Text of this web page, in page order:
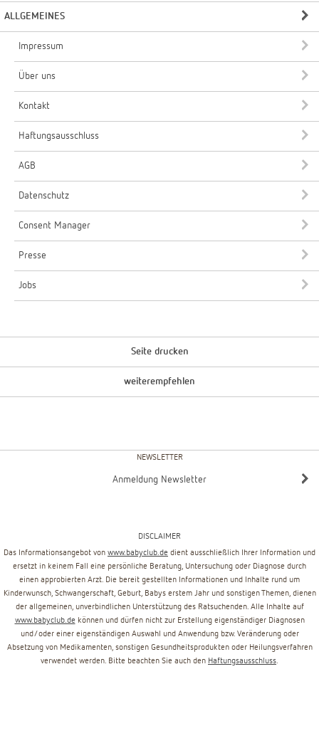
ALLGEMEINES
Impressum
Über uns
Kontakt
Haftungsausschluss
AGB
Datenschutz
Consent Manager
Presse
Jobs
Seite drucken
weiterempfehlen
NEWSLETTER
Anmeldung Newsletter
DISCLAIMER
Das Informationsangebot von www.babyclub.de dient ausschließlich Ihrer Information und
ersetzt in keinem Fall eine persönliche Beratung, Untersuchung oder Diagnose durch
einen approbierten Arzt. Die bereit gestellten Informationen und Inhalte rund um
Kinderwunsch, Schwangerschaft, Geburt, Babys erstem Jahr und sonstigen Themen, dienen
der allgemeinen, unverbindlichen Unterstützung des Ratsuchenden. Alle Inhalte auf
www.babyclub.de können und dürfen nicht zur Erstellung eigenständiger Diagnosen
und/oder einer eigenständigen Auswahl und Anwendung bzw. Veränderung oder
Absetzung von Medikamenten, sonstigen Gesundheitsprodukten oder Heilungsverfahren
verwendet werden. Bitte beachten Sie auch den Haftungsausschluss.